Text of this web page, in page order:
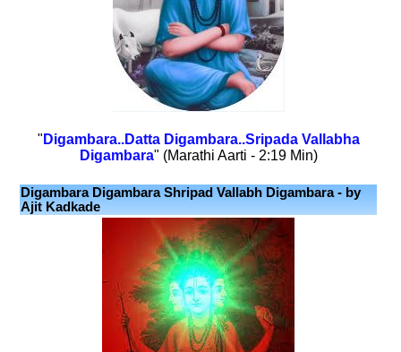
" Digambara..Datta Digambara..Sripada Vallabha
Digambara" (Marathi Aarti - 2:19 Min)
Digambara Digambara Shripad Vallabh Digambara - by
Ajit Kadkade